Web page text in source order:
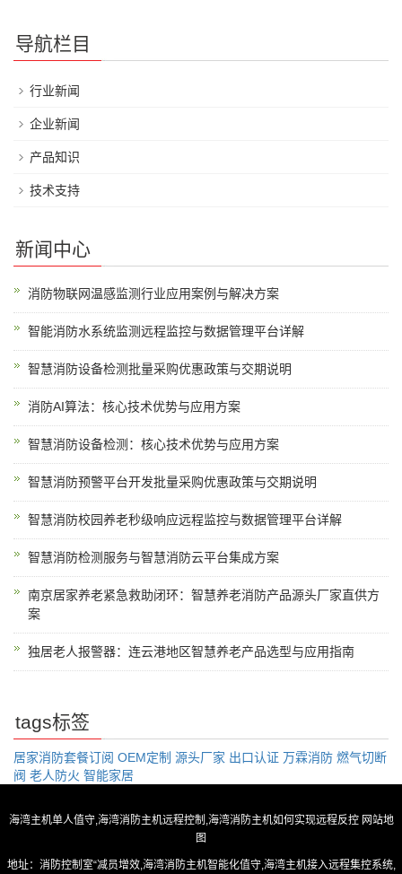
导航栏目
行业新闻
企业新闻
产品知识
技术支持
新闻中心
消防物联网温感监测行业应用案例与解决方案
智能消防水系统监测远程监控与数据管理平台详解
智慧消防设备检测批量采购优惠政策与交期说明
消防AI算法：核心技术优势与应用方案
智慧消防设备检测：核心技术优势与应用方案
智慧消防预警平台开发批量采购优惠政策与交期说明
智慧消防校园养老秒级响应远程监控与数据管理平台详解
智慧消防检测服务与智慧消防云平台集成方案
南京居家养老紧急救助闭环：智慧养老消防产品源头厂家直供方
案
独居老人报警器：连云港地区智慧养老产品选型与应用指南
tags标签
居家消防套餐订阅 OEM定制 源头厂家 出口认证 万霖消防 燃气切断
阀 老人防火 智能家居
海湾主机单人值守,海湾消防主机远程控制,海湾消防主机如何实现远程反控 网站地
图
地址：消防控制室“减员增效,海湾消防主机智能化值守,海湾主机接入远程集控系统,